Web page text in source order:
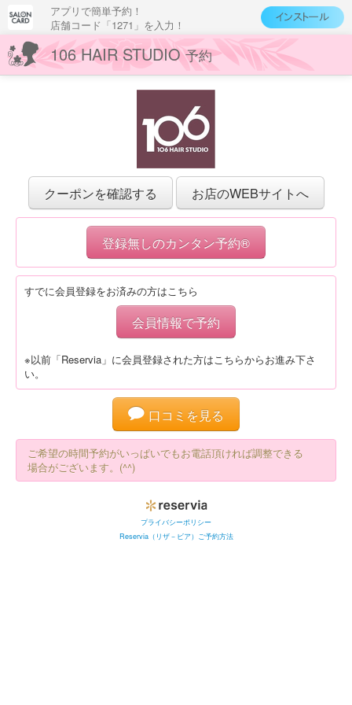
アプリで簡単予約！
店舗コード「1271」を入力！
106 HAIR STUDIO予約
クーポンを確認する お店のWEBサイトへ
登録無しのカンタン予約®
すでに会員登録をお済みの方はこちら
会員情報で予約
※以前「Reservia」に会員登録された方はこちらからお進み下さ
い。
口コミを見る
ご希望の時間予約がいっぱいでもお電話頂ければ調整できる
場合がございます。(^^)
プライバシーポリシー
Reservia（リザ－ビア）ご予約方法